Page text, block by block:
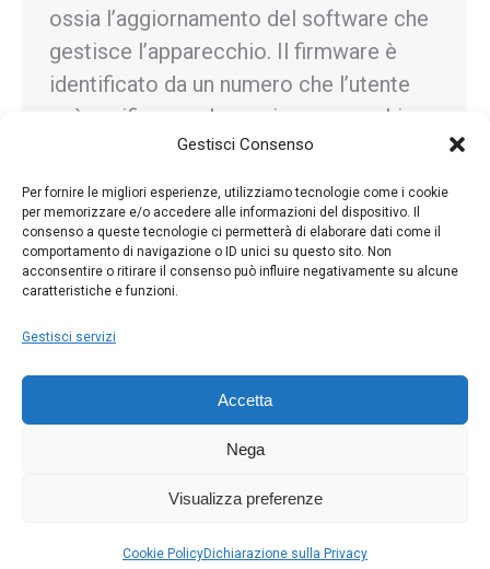
Gestisci Consenso
Per fornire le migliori esperienze, utilizziamo tecnologie come i cookie
per memorizzare e/o accedere alle informazioni del dispositivo. Il
consenso a queste tecnologie ci permetterà di elaborare dati come il
comportamento di navigazione o ID unici su questo sito. Non
acconsentire o ritirare il consenso può influire negativamente su alcune
caratteristiche e funzioni.
Gestisci servizi
Accetta
Nega
Visualizza preferenze
Cookie PolicyDichiarazione sulla Privacy
ossia l’aggiornamento del software che
gestisce l’apparecchio. Il firmware è
identificato da un numero che l’utente
può verificare sul proprio apparecchio.
La procedura nella maggior parte delle
fotocamere è la seguente. Premere il
pulsante MENU…
← 1
Company | Web Agency